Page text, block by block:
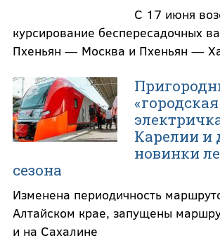
С 17 июня
курсирование беспересадочных
Пхеньян — Москва и Пхеньян —
«городская
Карелии и
новинки
сезона
Изменена периодичность
Алтайском крае, запущены
и на Сахалине